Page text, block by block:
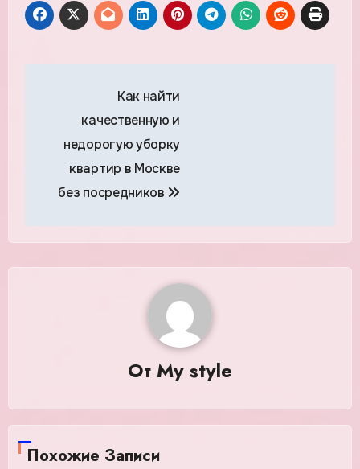
записям
Как найти
качественную и
недорогую уборку
квартир в Москве
без посредников
От My style
Похожие Записи